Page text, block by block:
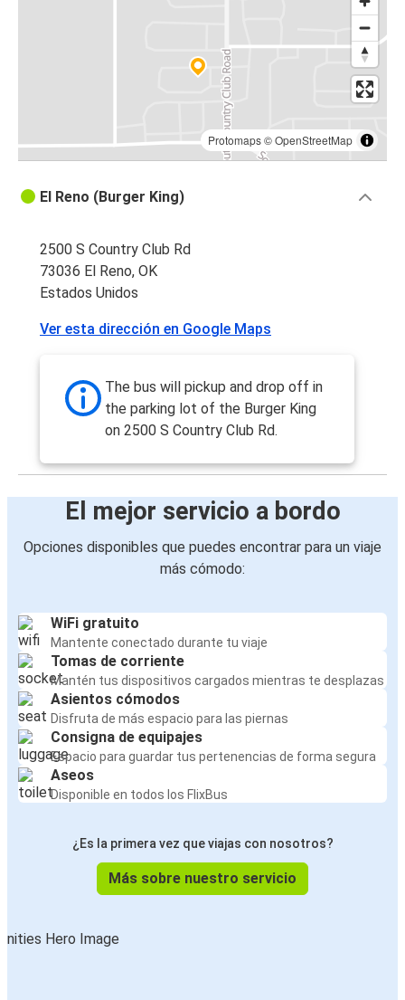
Protomaps©OpenStreetMap
El Reno (Burger King)
2500 S Country Club Rd
73036 El Reno, OK
Estados Unidos
Ver esta dirección en Google Maps
The bus will pickup and drop off in
the parking lot of the Burger King
on 2500 S Country Club Rd.
El mejor servicio a bordo
Opciones disponibles que puedes encontrar para un viaje
más cómodo:
WiFi gratuito
Mantente conectado durante tu viaje
Tomas de corriente
Mantén tus dispositivos cargados mientras te desplazas
Asientos cómodos
Disfruta de más espacio para las piernas
Consigna de equipajes
Espacio para guardar tus pertenencias de forma segura
Aseos
Disponible en todos los FlixBus
¿Es la primera vez que viajas con nosotros?
Más sobre nuestro servicio